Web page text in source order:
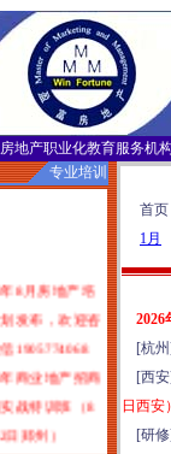
房地产职业化教育服务机构
专业培训
首页
1月
2026
[杭州
[西安
日西安）
[研修